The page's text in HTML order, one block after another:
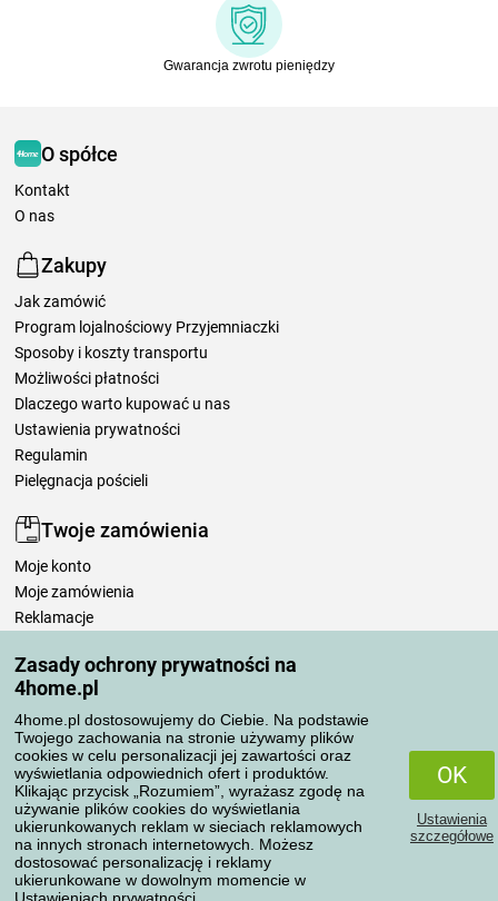
Zasady ochrony prywatności na
4home.pl
4home.pl dostosowujemy do Ciebie. Na podstawie
Twojego zachowania na stronie używamy plików
cookies w celu personalizacji jej zawartości oraz
wyświetlania odpowiednich ofert i produktów.
Klikając przycisk „Rozumiem”, wyrażasz zgodę na
używanie plików cookies do wyświetlania
ukierunkowanych reklam w sieciach reklamowych
na innych stronach internetowych. Możesz
dostosować personalizację i reklamy
ukierunkowane w dowolnym momencie w
OK
Ustawienia
szczegółowe
Gwarancja zwrotu pieniędzy
O spółce
Kontakt
O nas
Zakupy
Jak zamówić
Program lojalnościowy Przyjemniaczki
Sposoby i koszty transportu
Możliwości płatności
Dlaczego warto kupować u nas
Ustawienia prywatności
Regulamin
Pielęgnacja pościeli
Twoje zamówienia
Moje konto
Moje zamówienia
Reklamacje
Zasady przetwarzania recenzji
Sposoby transportu
Metody płatności
Niezawodny sklep